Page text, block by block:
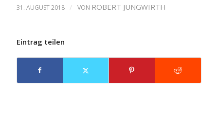
31. AUGUST 2018 / VON ROBERT JUNGWIRTH
Eintrag teilen